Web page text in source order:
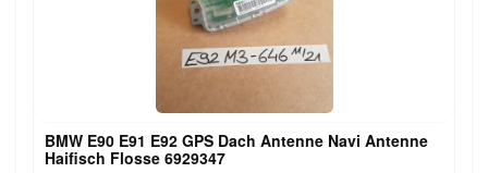
BMW E90 E91 E92 GPS Dach Antenne Navi Antenne
Haifisch Flosse 6929347